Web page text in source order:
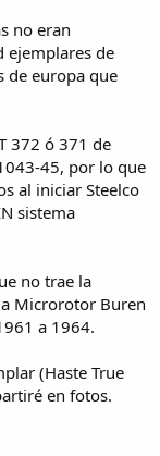
no eran
ejemplares de
de europa que
372 ó 371 de
45, por lo que
al iniciar Steelco
sistema
no trae la
Microrotor Buren
a 1964.
(Haste True
en fotos.